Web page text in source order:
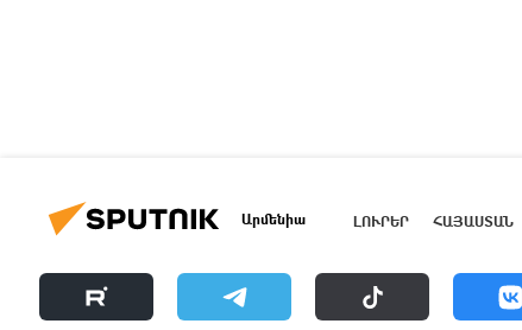
Արմենիա ԼՈՒՐԵՐ ՀԱՅԱՍՏԱՆ